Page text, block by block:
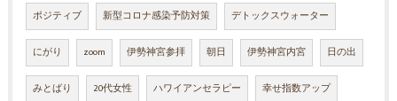
ポジティブ 新型コロナ感染予防対策 デトックスウォーター
にがり zoom 伊勢神宮参拝 朝日 伊勢神宮内宮 日の出
みとばり 20代女性 ハワイアンセラピー 幸せ指数アップ